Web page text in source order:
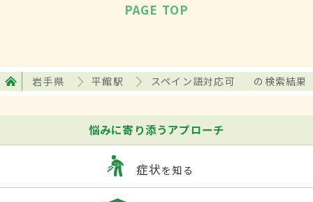
PAGE TOP
岩手県 平館駅 スペイン語対応可 の検索結果
悩みに寄り添うアプローチ
症状を知る